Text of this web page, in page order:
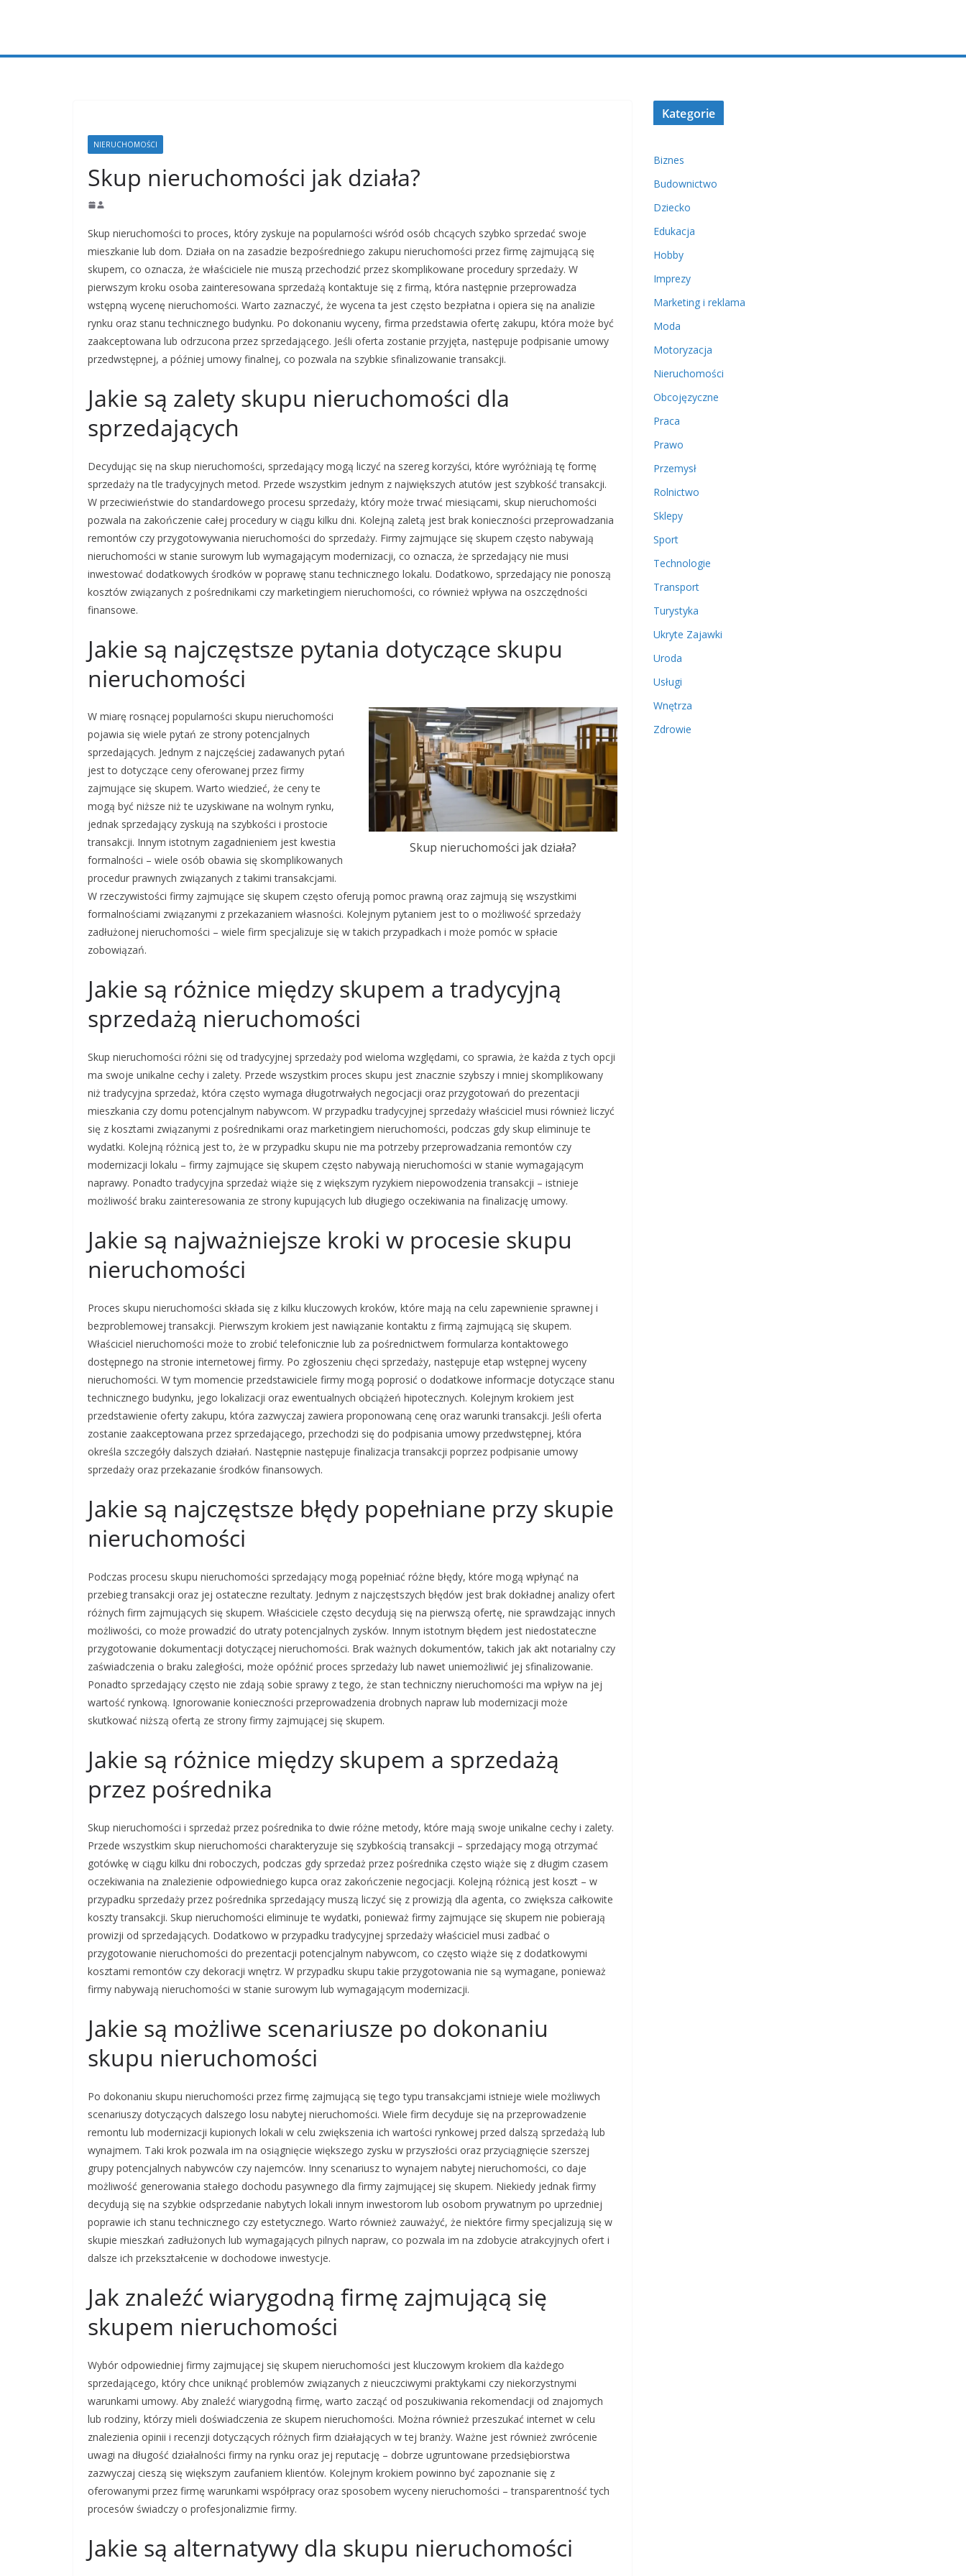
NIERUCHOMOŚCI
Skup nieruchomości jak działa?
Skup nieruchomości to proces, który zyskuje na popularności wśród osób chcących szybko sprzedać swoje
mieszkanie lub dom. Działa on na zasadzie bezpośredniego zakupu nieruchomości przez firmę zajmującą się
skupem, co oznacza, że właściciele nie muszą przechodzić przez skomplikowane procedury sprzedaży. W
pierwszym kroku osoba zainteresowana sprzedażą kontaktuje się z firmą, która następnie przeprowadza
wstępną wycenę nieruchomości. Warto zaznaczyć, że wycena ta jest często bezpłatna i opiera się na analizie
rynku oraz stanu technicznego budynku. Po dokonaniu wyceny, firma przedstawia ofertę zakupu, która może być
zaakceptowana lub odrzucona przez sprzedającego. Jeśli oferta zostanie przyjęta, następuje podpisanie umowy
przedwstępnej, a później umowy finalnej, co pozwala na szybkie sfinalizowanie transakcji.
Jakie są zalety skupu nieruchomości dla
sprzedających
Decydując się na skup nieruchomości, sprzedający mogą liczyć na szereg korzyści, które wyróżniają tę formę
sprzedaży na tle tradycyjnych metod. Przede wszystkim jednym z największych atutów jest szybkość transakcji.
W przeciwieństwie do standardowego procesu sprzedaży, który może trwać miesiącami, skup nieruchomości
pozwala na zakończenie całej procedury w ciągu kilku dni. Kolejną zaletą jest brak konieczności przeprowadzania
remontów czy przygotowywania nieruchomości do sprzedaży. Firmy zajmujące się skupem często nabywają
nieruchomości w stanie surowym lub wymagającym modernizacji, co oznacza, że sprzedający nie musi
inwestować dodatkowych środków w poprawę stanu technicznego lokalu. Dodatkowo, sprzedający nie ponoszą
kosztów związanych z pośrednikami czy marketingiem nieruchomości, co również wpływa na oszczędności
finansowe.
Jakie są najczęstsze pytania dotyczące skupu
nieruchomości
Skup nieruchomości jak działa?
W miarę rosnącej popularności skupu nieruchomości
pojawia się wiele pytań ze strony potencjalnych
sprzedających. Jednym z najczęściej zadawanych pytań
jest to dotyczące ceny oferowanej przez firmy
zajmujące się skupem. Warto wiedzieć, że ceny te
mogą być niższe niż te uzyskiwane na wolnym rynku,
jednak sprzedający zyskują na szybkości i prostocie
transakcji. Innym istotnym zagadnieniem jest kwestia
formalności – wiele osób obawia się skomplikowanych
procedur prawnych związanych z takimi transakcjami.
W rzeczywistości firmy zajmujące się skupem często oferują pomoc prawną oraz zajmują się wszystkimi
formalnościami związanymi z przekazaniem własności. Kolejnym pytaniem jest to o możliwość sprzedaży
zadłużonej nieruchomości – wiele firm specjalizuje się w takich przypadkach i może pomóc w spłacie
zobowiązań.
Jakie są różnice między skupem a tradycyjną
sprzedażą nieruchomości
Skup nieruchomości różni się od tradycyjnej sprzedaży pod wieloma względami, co sprawia, że każda z tych opcji
ma swoje unikalne cechy i zalety. Przede wszystkim proces skupu jest znacznie szybszy i mniej skomplikowany
niż tradycyjna sprzedaż, która często wymaga długotrwałych negocjacji oraz przygotowań do prezentacji
mieszkania czy domu potencjalnym nabywcom. W przypadku tradycyjnej sprzedaży właściciel musi również liczyć
się z kosztami związanymi z pośrednikami oraz marketingiem nieruchomości, podczas gdy skup eliminuje te
wydatki. Kolejną różnicą jest to, że w przypadku skupu nie ma potrzeby przeprowadzania remontów czy
modernizacji lokalu – firmy zajmujące się skupem często nabywają nieruchomości w stanie wymagającym
naprawy. Ponadto tradycyjna sprzedaż wiąże się z większym ryzykiem niepowodzenia transakcji – istnieje
możliwość braku zainteresowania ze strony kupujących lub długiego oczekiwania na finalizację umowy.
Jakie są najważniejsze kroki w procesie skupu
nieruchomości
Proces skupu nieruchomości składa się z kilku kluczowych kroków, które mają na celu zapewnienie sprawnej i
bezproblemowej transakcji. Pierwszym krokiem jest nawiązanie kontaktu z firmą zajmującą się skupem.
Właściciel nieruchomości może to zrobić telefonicznie lub za pośrednictwem formularza kontaktowego
dostępnego na stronie internetowej firmy. Po zgłoszeniu chęci sprzedaży, następuje etap wstępnej wyceny
nieruchomości. W tym momencie przedstawiciele firmy mogą poprosić o dodatkowe informacje dotyczące stanu
technicznego budynku, jego lokalizacji oraz ewentualnych obciążeń hipotecznych. Kolejnym krokiem jest
przedstawienie oferty zakupu, która zazwyczaj zawiera proponowaną cenę oraz warunki transakcji. Jeśli oferta
zostanie zaakceptowana przez sprzedającego, przechodzi się do podpisania umowy przedwstępnej, która
określa szczegóły dalszych działań. Następnie następuje finalizacja transakcji poprzez podpisanie umowy
sprzedaży oraz przekazanie środków finansowych.
Jakie są najczęstsze błędy popełniane przy skupie
nieruchomości
Podczas procesu skupu nieruchomości sprzedający mogą popełniać różne błędy, które mogą wpłynąć na
przebieg transakcji oraz jej ostateczne rezultaty. Jednym z najczęstszych błędów jest brak dokładnej analizy ofert
różnych firm zajmujących się skupem. Właściciele często decydują się na pierwszą ofertę, nie sprawdzając innych
możliwości, co może prowadzić do utraty potencjalnych zysków. Innym istotnym błędem jest niedostateczne
przygotowanie dokumentacji dotyczącej nieruchomości. Brak ważnych dokumentów, takich jak akt notarialny czy
zaświadczenia o braku zaległości, może opóźnić proces sprzedaży lub nawet uniemożliwić jej sfinalizowanie.
Ponadto sprzedający często nie zdają sobie sprawy z tego, że stan techniczny nieruchomości ma wpływ na jej
wartość rynkową. Ignorowanie konieczności przeprowadzenia drobnych napraw lub modernizacji może
skutkować niższą ofertą ze strony firmy zajmującej się skupem.
Jakie są różnice między skupem a sprzedażą
przez pośrednika
Skup nieruchomości i sprzedaż przez pośrednika to dwie różne metody, które mają swoje unikalne cechy i zalety.
Przede wszystkim skup nieruchomości charakteryzuje się szybkością transakcji – sprzedający mogą otrzymać
gotówkę w ciągu kilku dni roboczych, podczas gdy sprzedaż przez pośrednika często wiąże się z długim czasem
oczekiwania na znalezienie odpowiedniego kupca oraz zakończenie negocjacji. Kolejną różnicą jest koszt – w
przypadku sprzedaży przez pośrednika sprzedający muszą liczyć się z prowizją dla agenta, co zwiększa całkowite
koszty transakcji. Skup nieruchomości eliminuje te wydatki, ponieważ firmy zajmujące się skupem nie pobierają
prowizji od sprzedających. Dodatkowo w przypadku tradycyjnej sprzedaży właściciel musi zadbać o
przygotowanie nieruchomości do prezentacji potencjalnym nabywcom, co często wiąże się z dodatkowymi
kosztami remontów czy dekoracji wnętrz. W przypadku skupu takie przygotowania nie są wymagane, ponieważ
firmy nabywają nieruchomości w stanie surowym lub wymagającym modernizacji.
Jakie są możliwe scenariusze po dokonaniu
skupu nieruchomości
Po dokonaniu skupu nieruchomości przez firmę zajmującą się tego typu transakcjami istnieje wiele możliwych
scenariuszy dotyczących dalszego losu nabytej nieruchomości. Wiele firm decyduje się na przeprowadzenie
remontu lub modernizacji kupionych lokali w celu zwiększenia ich wartości rynkowej przed dalszą sprzedażą lub
wynajmem. Taki krok pozwala im na osiągnięcie większego zysku w przyszłości oraz przyciągnięcie szerszej
grupy potencjalnych nabywców czy najemców. Inny scenariusz to wynajem nabytej nieruchomości, co daje
możliwość generowania stałego dochodu pasywnego dla firmy zajmującej się skupem. Niekiedy jednak firmy
decydują się na szybkie odsprzedanie nabytych lokali innym inwestorom lub osobom prywatnym po uprzedniej
poprawie ich stanu technicznego czy estetycznego. Warto również zauważyć, że niektóre firmy specjalizują się w
skupie mieszkań zadłużonych lub wymagających pilnych napraw, co pozwala im na zdobycie atrakcyjnych ofert i
dalsze ich przekształcenie w dochodowe inwestycje.
Jak znaleźć wiarygodną firmę zajmującą się
skupem nieruchomości
Wybór odpowiedniej firmy zajmującej się skupem nieruchomości jest kluczowym krokiem dla każdego
sprzedającego, który chce uniknąć problemów związanych z nieuczciwymi praktykami czy niekorzystnymi
warunkami umowy. Aby znaleźć wiarygodną firmę, warto zacząć od poszukiwania rekomendacji od znajomych
lub rodziny, którzy mieli doświadczenia ze skupem nieruchomości. Można również przeszukać internet w celu
znalezienia opinii i recenzji dotyczących różnych firm działających w tej branży. Ważne jest również zwrócenie
uwagi na długość działalności firmy na rynku oraz jej reputację – dobrze ugruntowane przedsiębiorstwa
zazwyczaj cieszą się większym zaufaniem klientów. Kolejnym krokiem powinno być zapoznanie się z
oferowanymi przez firmę warunkami współpracy oraz sposobem wyceny nieruchomości – transparentność tych
procesów świadczy o profesjonalizmie firmy.
Jakie są alternatywy dla skupu nieruchomości
Kategorie
Biznes
Budownictwo
Dziecko
Edukacja
Hobby
Imprezy
Marketing i reklama
Moda
Motoryzacja
Nieruchomości
Obcojęzyczne
Praca
Prawo
Przemysł
Rolnictwo
Sklepy
Sport
Technologie
Transport
Turystyka
Ukryte Zajawki
Uroda
Usługi
Wnętrza
Zdrowie